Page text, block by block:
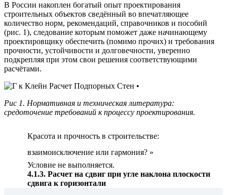
В России накоплен богатый опыт проектирования
строительных объектов сведённый во впечатляющее
количество норм, рекомендаций, справочников и пособий
(рис. 1), следование которым поможет даже начинающему
проектировщику обеспечить (помимо прочих) и требования
прочности, устойчивости и долговечности, уверенно
подкрепляя при этом свои решения соответствующими
расчётами.
Рис 1. Нормативная и техническая литература:
средоточение требований к процессу проектирования.
Красота и прочность в строительстве:
взаимоисключение или гармония? »
Условие не выполняется.
4.1.3. Расчет на сдвиг при угле наклона плоскости
сдвига к горизонтали